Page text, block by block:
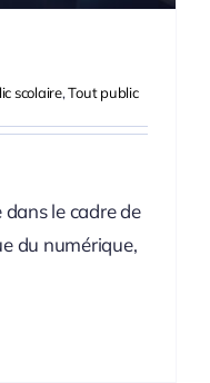
scolaire,Tout public
le cadre de
du numérique,